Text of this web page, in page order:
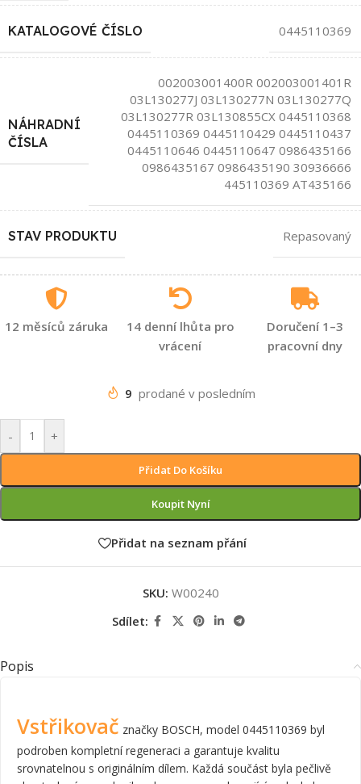
KATALOGOVÉ ČÍSLO 0445110369
NÁHRADNÍ
ČÍSLA
002003001400R 002003001401R
03L130277J 03L130277N 03L130277Q
03L130277R 03L130855CX 0445110368
0445110369 0445110429 0445110437
0445110646 0445110647 0986435166
0986435167 0986435190 30936666
445110369 AT435166
STAV PRODUKTU Repasovaný
12 měsíců záruka
14 denní lhůta pro
vrácení
Doručení 1–3
pracovní dny
9 prodané v posledním
- +
Přidat Do Košíku
Koupit Nyní
Přidat na seznam přání
SKU: W00240
Sdílet:
Popis
Vstřikovač značky BOSCH, model 0445110369 byl
podroben kompletní regeneraci a garantuje kvalitu
srovnatelnou s originálním dílem. Každá součást byla pečlivě